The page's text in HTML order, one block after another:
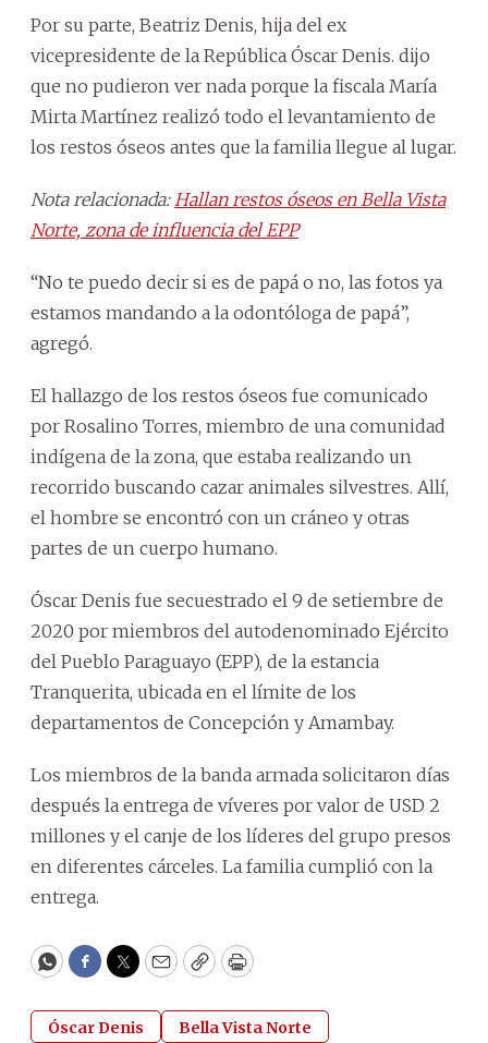
Por su parte, Beatriz Denis, hija del ex
vicepresidente de la República Óscar Denis. dijo
que no pudieron ver nada porque la fiscala María
Mirta Martínez realizó todo el levantamiento de
los restos óseos antes que la familia llegue al lugar.
Nota relacionada:Hallan restos óseos en Bella Vista
Norte, zona de influencia del EPP
“No te puedo decir si es de papá o no, las fotos ya
estamos mandando a la odontóloga de papá”,
agregó.
El hallazgo de los restos óseos fue comunicado
por Rosalino Torres, miembro de una comunidad
indígena de la zona, que estaba realizando un
recorrido buscando cazar animales silvestres. Allí,
el hombre se encontró con un cráneo y otras
partes de un cuerpo humano.
Óscar Denis fue secuestrado el 9 de setiembre de
2020 por miembros del autodenominado Ejército
del Pueblo Paraguayo (EPP), de la estancia
Tranquerita, ubicada en el límite de los
departamentos de Concepción y Amambay.
Los miembros de la banda armada solicitaron días
después la entrega de víveres por valor de USD 2
millones y el canje de los líderes del grupo presos
en diferentes cárceles. La familia cumplió con la
entrega.
WhatsApp
Facebook
Twitter
EmailCopyPrint
Óscar Denis Bella Vista Norte